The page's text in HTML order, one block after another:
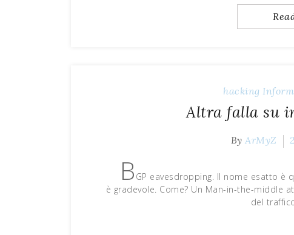
hacking
Altra falla su
ByArMyZ
B GP eavesdropping. Il nome esatto
è gradevole. Come? Un Man-in-the-middle
del